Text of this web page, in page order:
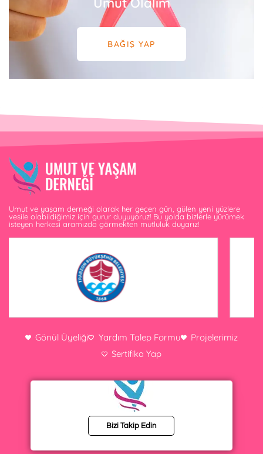
BAĞIŞ YAP
Umut ve yaşam derneği olarak her geçen gün, gülen yeni yüzlere
vesile olabildiğimiz için gurur duyuyoruz! Bu yolda bizlerle yürümek
isteyen herkesi aramızda görmekten mutluluk duyarız!
Gönül Üyeliği Yardım Talep Formu
Projelerimiz
Sertifika Yap
Bizi Takip Edin